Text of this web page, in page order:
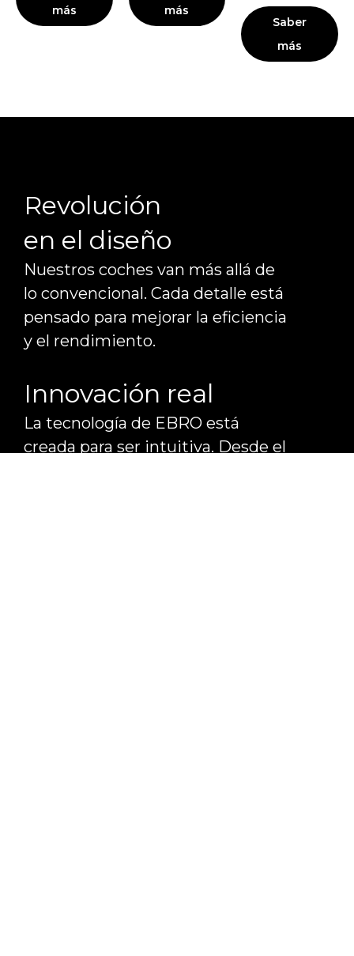
Saber
más
más
más
Revolución
en el diseño
Nuestros coches van más allá de
lo convencional. Cada detalle está
pensado para mejorar la eficiencia
y el rendimiento.
Innovación real
La tecnología de EBRO está
creada para ser intuitiva. Desde el